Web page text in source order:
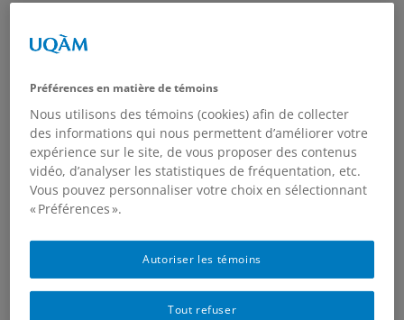
peu de temps après l’apparition des premières annonces
transformée et l’on peut aujourd’hui délimiter trois
périodes majeures.
D’abord une critique portant sur « l’abêtissement »
publicitaire, celle-ci était essentiellement relayée par des
écrivains comme Paul Valéry, René Etiemble ou Georges
La critique a ensuite évolué pour se focaliser sur l’intrusion
publicitaire. Il s’agit, en premier lieu, de dénoncer la
présence jugée excessive des panneaux publicitaires dans
Préférences en matière de témoins
Nous utilisons des témoins (cookies) afin de collecter
des informations qui nous permettent d’améliorer votre
expérience sur le site, de vous proposer des contenus
vidéo, d’analyser les statistiques de fréquentation, etc.
Vous pouvez personnaliser votre choix en sélectionnant
« Préférences ».
Tout refuser
Autoriser les témoins